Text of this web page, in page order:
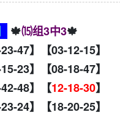
🍁⒂组3中3🍁
47】【03-12-15】
23】【08-18-47】
42-48】【12-18-30】
24】【18-20-25】